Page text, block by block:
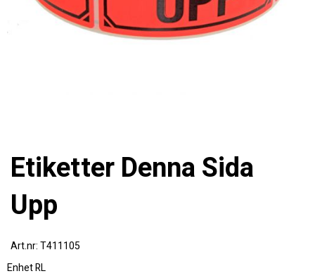
Etiketter Denna Sida
Upp
T411105
EnhetRL